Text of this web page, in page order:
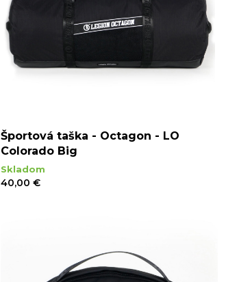
Športová taška - Octagon - LO
Colorado Big
Skladom
40,00 €